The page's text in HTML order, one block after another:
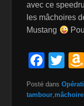
avec ce
les mâchoires
Mustang
F
c
T
wi
tt
Posté dans
tambour,